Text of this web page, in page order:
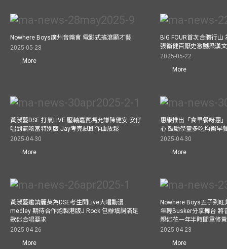
Nowhere Boys廣州音樂會 電影式搖滾顯才藝
2025-05-28
More
BIG FOUR首次合體行
張衞健百厭史激嬲梁漢
2025-05-22
More
黃淑蔓DSE 打氣LIVE 壓軸嘉賓馮允謙陳健安 安仔
唱到氣咳當特別版 Jay考完試即作曲放鬆
2025-04-30
More
惠康推出「食早餐呀惠
心 鼓勵學童多吃均衡早
2025-04-30
More
黃淑蔓邀請麗英為DSE考生開Live大唱動漫
medley 期待合作炮製港版J Rock 包辦填詞滿足
歌迷合唱要求
2025-04-26
More
Nowhere Boys五子到
年輕Busker分享舞台 將
親述花一年半時間重修
2025-04-23
More